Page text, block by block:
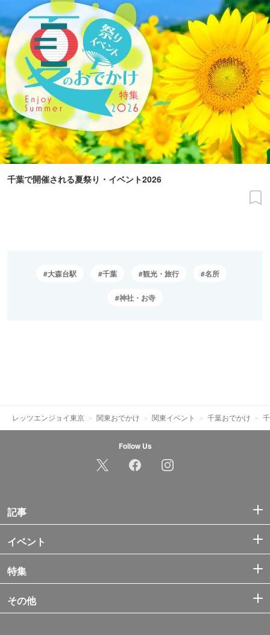
千葉で開催される夏祭り・イベント2026
大森台駅 千葉 観光・旅行 名所
神社・お寺
レッツエンジョイ東京 関東おでかけ 関東イベント 千葉おでかけ
Follow Us
記事
イベント
特集
その他